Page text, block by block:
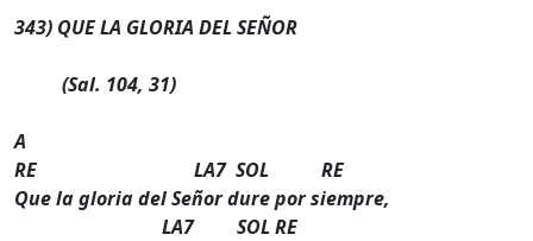
343) QUE LA GLORIA DEL SEÑOR
(Sal. 104, 31)
A
RE LA7 SOL RE
Que la gloria del Señor dure por siempre,
LA7 SOL RE